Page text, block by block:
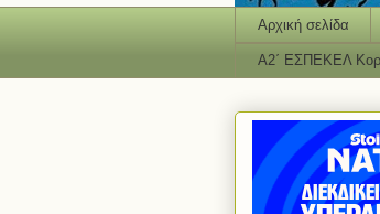
Αρχική σελίδα
Α2΄ ΕΣΠΕΚΕΛ